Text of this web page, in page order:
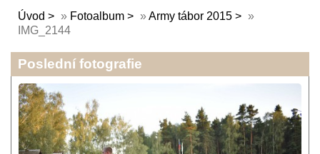
Úvod » Fotoalbum »Army tábor 2015
»
IMG_2144
Poslední fotografie